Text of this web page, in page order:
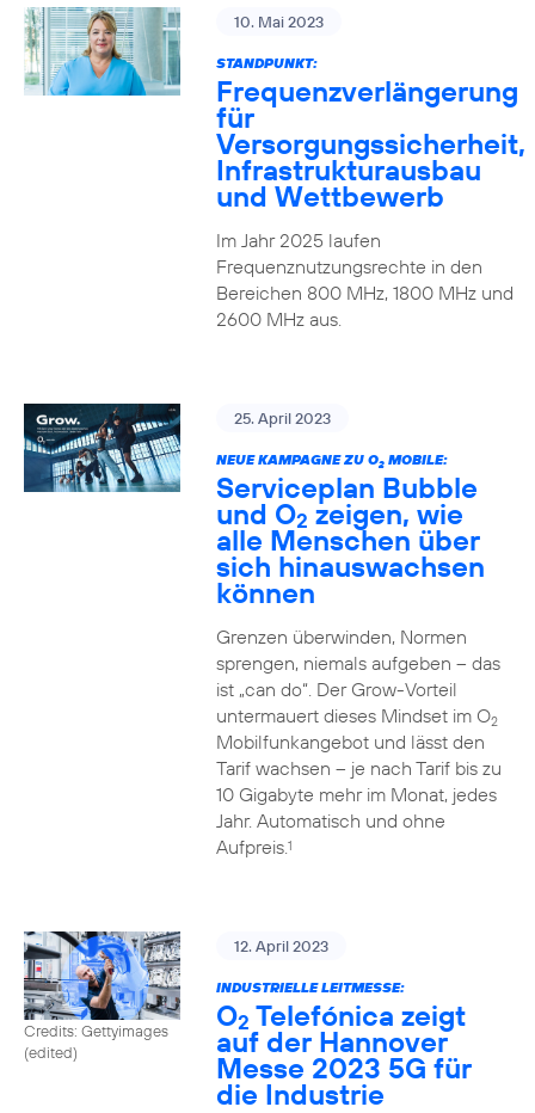
10. Mai 2023
STANDPUNKT:
Frequenzverlängerung
für
Versorgungssicherheit,
Infrastrukturausbau
und Wettbewerb
Im Jahr 2025 laufen
Frequenznutzungsrechte in den
Bereichen 800 MHz, 1800 MHz und
2600 MHz aus.
25. April 2023
NEUE KAMPAGNE ZU O2MOBILE:
Serviceplan Bubble
und O2 zeigen, wie
alle Menschen über
sich hinauswachsen
können
Grenzen überwinden, Normen
sprengen, niemals aufgeben – das
ist „can do“. Der Grow-Vorteil
untermauert dieses Mindset im O2
Mobilfunkangebot und lässt den
Tarif wachsen – je nach Tarif bis zu
10 Gigabyte mehr im Monat, jedes
Jahr. Automatisch und ohne
Aufpreis.1
Credits: Gettyimages
(edited)
12. April 2023
INDUSTRIELLE LEITMESSE:
O2 Telefónica zeigt
auf der Hannover
Messe 2023 5G für
die Industrie